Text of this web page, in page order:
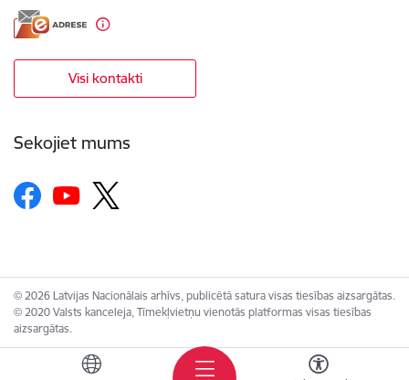
Visi kontakti
Sekojiet mums
© 2026 Latvijas Nacionālais arhīvs, publicētā satura visas tiesības aizsargātas.
© 2020 Valsts kanceleja, Tīmekļvietņu vienotās platformas visas tiesības
aizsargātas.